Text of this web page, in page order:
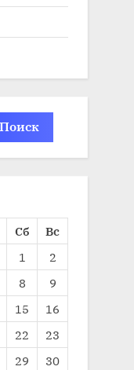
Сб
Вс
1
2
8
9
15
16
22
23
29
30